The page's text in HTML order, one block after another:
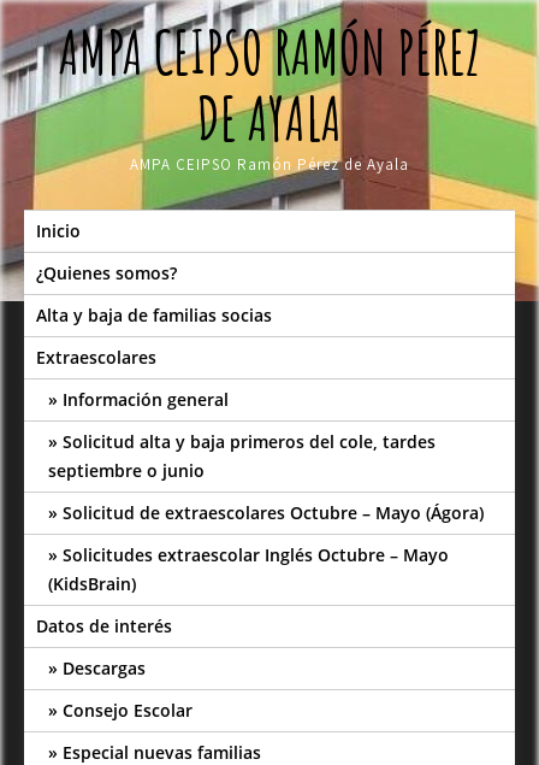
Skip
to
contentAMPA CEIPSO RAMÓN PÉREZ
DE AYALA
AMPA CEIPSO Ramón Pérez de Ayala
Inicio
¿Quienes somos?
Alta y baja de familias socias
Extraescolares
Información general
Solicitud alta y baja primeros del cole, tardes
septiembre o junio
Solicitud de extraescolares Octubre – Mayo (Ágora)
Solicitudes extraescolar Inglés Octubre – Mayo
(KidsBrain)
Datos de interés
Descargas
Consejo Escolar
Especial nuevas familias